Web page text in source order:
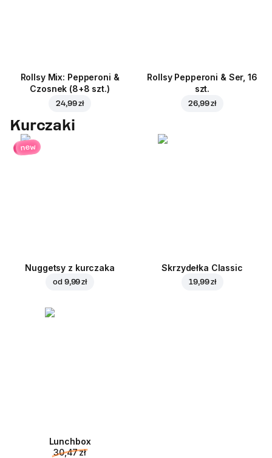
Rollsy Mix: Pepperoni &
Czosnek (8+8 szt.)
24,99 zł
Rollsy Pepperoni & Ser, 16
szt.
26,99 zł
Kurczaki
new
Nuggetsy z kurczaka
od 9,99 zł
Skrzydełka Classic
19,99 zł
Lunchbox
30,47 zł